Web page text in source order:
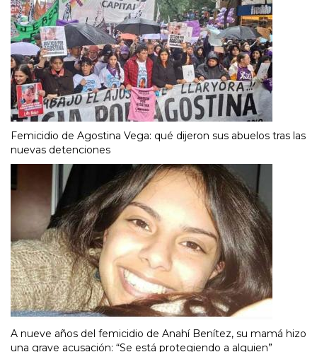
Femicidio de Agostina Vega: qué dijeron sus abuelos tras las
nuevas detenciones
A nueve años del femicidio de Anahí Benítez, su mamá hizo
una grave acusación: “Se está protegiendo a alguien”